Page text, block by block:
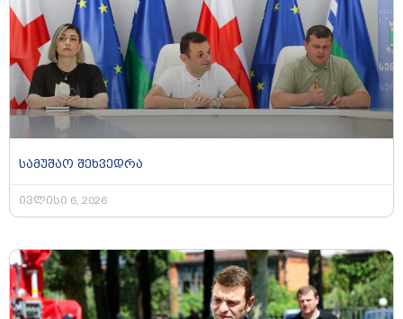
სამუშაო შეხვედრა
ივლისი 6, 2026